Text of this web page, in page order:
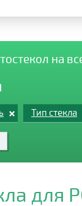
на
Тип стекла
для